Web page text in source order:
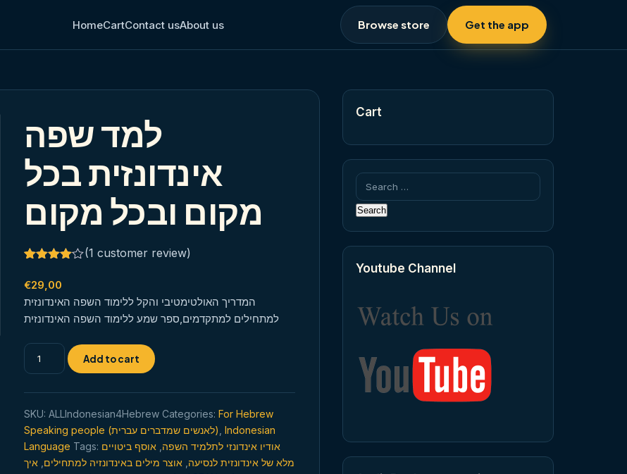
HomeCartContact usAbout us Browse store Get the app
למד שפה
אינדונזית בכל
מקום ובכל מקום
4.00 out
of 5
based
on
customer
(1 customer review)
€29,00
המדריך האולטימטיבי והקל ללימוד השפה האינדונזית
למתחילים למתקדמים,ספר שמע ללימוד השפה האינדונזית
למד
שפה
מקום
ובכל
מקום
Add to cart
SKU: ALLIndonesian4Hebrew Categories: For Hebrew
Speaking people (לאנשים שמדברים עברית) Indonesian
Language Tags: אודיו אינדונזי לתלמיד השפה אוסף ביטויים
מלא של אינדונזית לנסיעה אוצר מילים באינדונזיה למתחילים איך
Cart
Search
for:
Youtube Channel